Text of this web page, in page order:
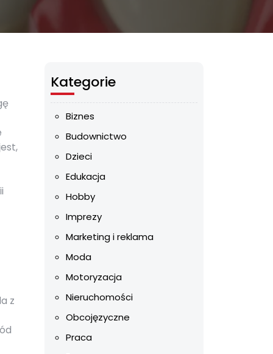
z
Kategorie
Biznes
Budownictwo
Dzieci
Edukacja
Hobby
Imprezy
Marketing i reklama
Moda
Motoryzacja
Nieruchomości
Obcojęzyczne
Praca